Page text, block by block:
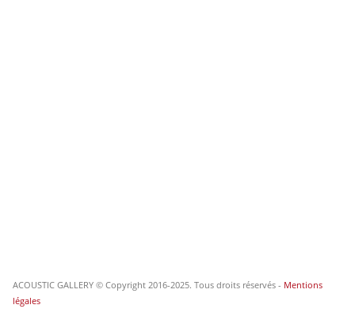
ACOUSTIC GALLERY © Copyright 2016-2025. Tous droits réservés - Mentions
légales